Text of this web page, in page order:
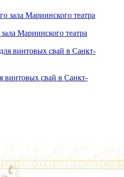
Мариинского театра
винтовых свай в Санкт-